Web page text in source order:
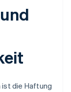
die Haftung